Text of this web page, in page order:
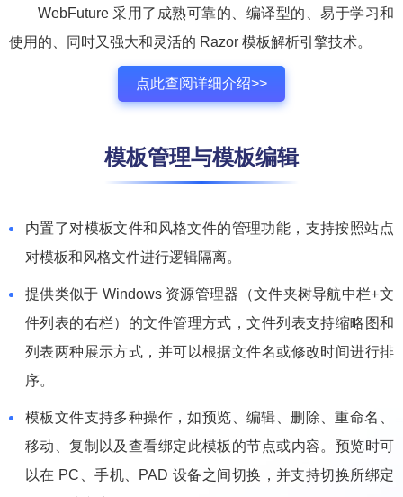
WebFuture 采用了成熟可靠的、编译型的、易于学习和
使用的、同时又强大和灵活的 Razor 模板解析引擎技术。
点此查阅详细介绍>>
模板管理与模板编辑
内置了对模板文件和风格文件的管理功能，支持按照站点
对模板和风格文件进行逻辑隔离。
提供类似于 Windows 资源管理器（文件夹树导航中栏+文
件列表的右栏）的文件管理方式，文件列表支持缩略图和
列表两种展示方式，并可以根据文件名或修改时间进行排
序。
模板文件支持多种操作，如预览、编辑、删除、重命名、
移动、复制以及查看绑定此模板的节点或内容。预览时可
以在 PC、手机、PAD 设备之间切换，并支持切换所绑定